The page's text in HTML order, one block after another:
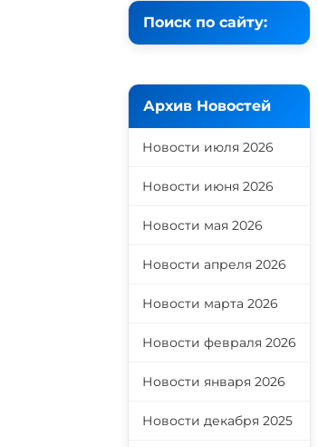
Поиск по сайту:
Архив Новостей
Новости июля 2026
Новости июня 2026
Новости мая 2026
Новости апреля 2026
Новости марта 2026
Новости февраля 2026
Новости января 2026
Новости декабря 2025